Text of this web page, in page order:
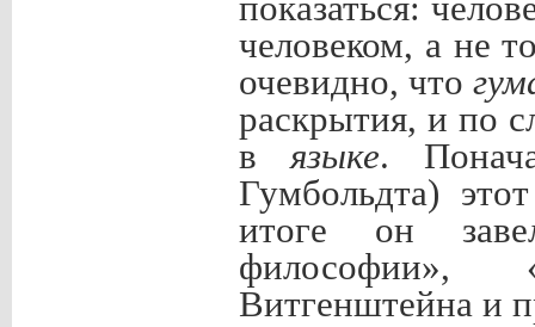
показаться:
человеком, а не
очевидно, что
раскрытия, и по
вязыке.
Гумбольдта)
итоге он
философии»,
Витгенштейна и